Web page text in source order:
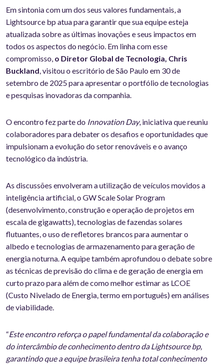
Em sintonia com um dos seus valores fundamentais, a
Lightsource bp atua para garantir que sua equipe esteja
atualizada sobre as últimas inovações e seus impactos em
todos os aspectos do negócio. Em linha com esse
compromisso, o Diretor Global de Tecnologia, Chris
Buckland, visitou o escritório de São Paulo em 30 de
setembro de 2025 para apresentar o portfólio de tecnologias
e pesquisas inovadoras da companhia.
O encontro fez parte do Innovation Day, iniciativa que reuniu
colaboradores para debater os desafios e oportunidades que
impulsionam a evolução do setor renováveis e o avanço
tecnológico da indústria.
As discussões envolveram a utilização de veículos movidos a
inteligência artificial, o GW Scale Solar Program
(desenvolvimento, construção e operação de projetos em
escala de gigawatts), tecnologias de fazendas solares
flutuantes, o uso de refletores brancos para aumentar o
albedo e tecnologias de armazenamento para geração de
energia noturna. A equipe também aprofundou o debate sobre
as técnicas de previsão do clima e de geração de energia em
curto prazo para além de como melhor estimar as LCOE
(Custo Nivelado de Energia, termo em português) em análises
de viabilidade.
“Este encontro reforça o papel fundamental da colaboração e
do intercâmbio de conhecimento dentro da Lightsource bp,
garantindo que a equipe brasileira tenha total conhecimento